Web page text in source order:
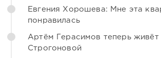
Евгения Хорошева: Мне эта
понравилась
Артём Герасимов теперь
Строгоновой